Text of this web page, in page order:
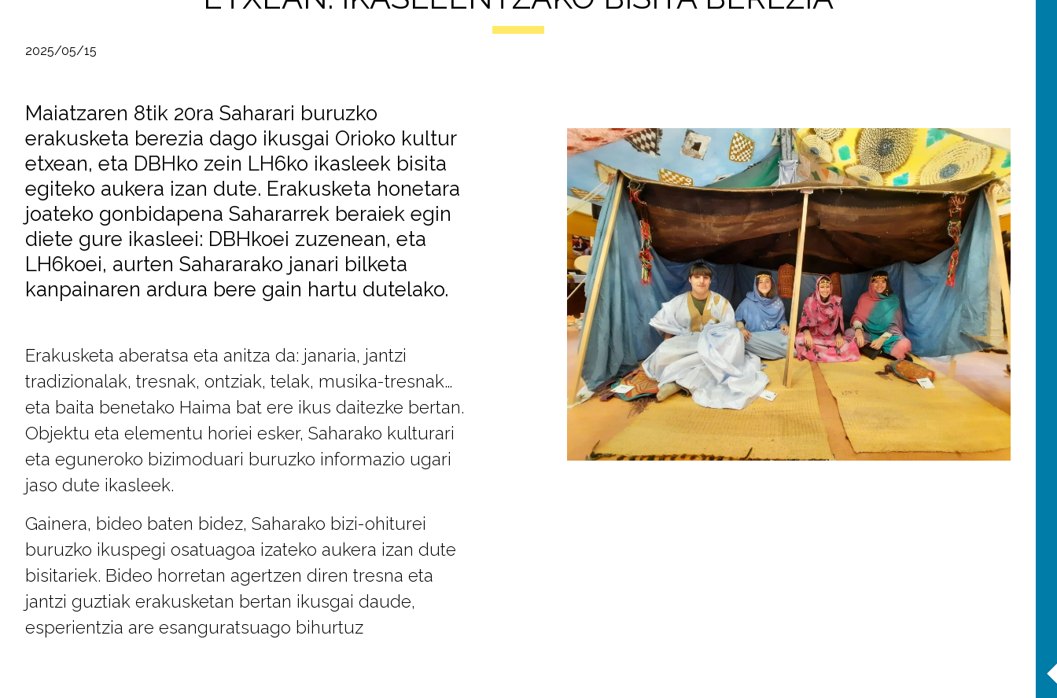
2025/05/15
Maiatzaren 8tik 20ra Saharari buruzko
erakusketa berezia dago ikusgai Orioko kultur
etxean, eta DBHko zein LH6ko ikasleek bisita
egiteko aukera izan dute. Erakusketa honetara
joateko gonbidapena Sahararrek beraiek egin
diete gure ikasleei: DBHkoei zuzenean, eta
LH6koei, aurten Sahararako janari bilketa
kanpainaren ardura bere gain hartu dutelako.
Erakusketa aberatsa eta anitza da: janaria, jantzi
tradizionalak, tresnak, ontziak, telak, musika-tresnak…
eta baita benetako Haima bat ere ikus daitezke bertan.
Objektu eta elementu horiei esker, Saharako kulturari
eta eguneroko bizimoduari buruzko informazio ugari
jaso dute ikasleek.
Gainera, bideo baten bidez, Saharako bizi-ohiturei
buruzko ikuspegi osatuagoa izateko aukera izan dute
bisitariek. Bideo horretan agertzen diren tresna eta
jantzi guztiak erakusketan bertan ikusgai daude,
esperientzia are esanguratsuago bihurtuz